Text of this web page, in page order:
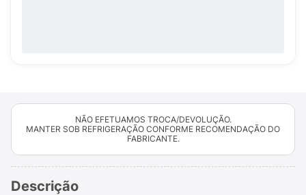
NÃO EFETUAMOS TROCA/DEVOLUÇÃO.
MANTER SOB REFRIGERAÇÃO CONFORME RECOMENDAÇÃO DO
FABRICANTE.
Descrição